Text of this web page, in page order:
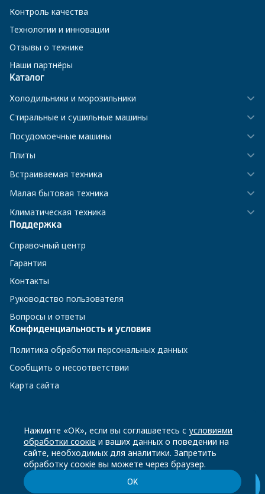
Контроль качества
Технологии и инновации
Отзывы о технике
Наши партнёры
Каталог
Холодильники и морозильники
Стиральные и сушильные машины
Посудомоечные машины
Плиты
Встраиваемая техника
Малая бытовая техника
Климатическая техника
Поддержка
Справочный центр
Гарантия
Контакты
Руководство пользователя
Вопросы и ответы
Конфиденциальность и условия
Политика обработки персональных данных
Сообщить о несоответствии
Карта сайта
8 800 200-23-56
Чат-бот в Телеграм
Нажмите «ОК», если вы соглашаетесь с условиями
обработки соокіе и ваших данных о поведении на
сайте, необходимых для аналитики. Запретить
обработку соокіе вы можете через браузер.
ОК